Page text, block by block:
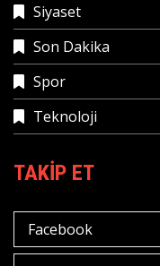
Siyaset
Son Dakika
Spor
Teknoloji
TAKIP ET
Facebook